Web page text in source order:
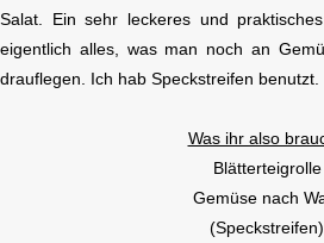
Salat. Ein sehr leckeres und
eigentlich alles, was man noch an
drauflegen. Ich hab Speckstreifen benutzt.
Was ihr also
Blätterteigrolle
Gemüse nach
(Speckstreifen)